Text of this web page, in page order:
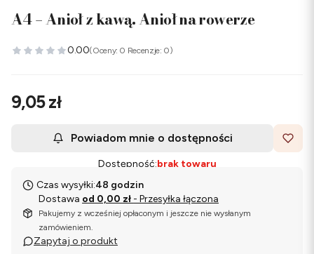
A4 – Anioł z kawą. Anioł na rowerze
0.00(Oceny: 0 Recenzje: 0)
Cena
9,05 zł
Powiadom mnie o dostępności
Dostępność:brak towaru
Czas wysyłki:48 godzin
Dostawa od 0,00 zł - Przesyłka łączona
Pakujemy z wcześniej opłaconym i jeszcze nie wysłanym
zamówieniem.
Zapytaj o produkt